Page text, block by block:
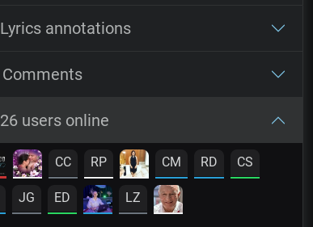
Lyrics annotations
Comments
26 users online
CC RP CM RD CS
JG ED LZ